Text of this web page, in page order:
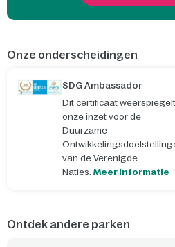
Onze onderscheidingen
SDG Ambassador
Dit certificaat weerspiegelt
onze inzet voor de
Duurzame
van de Verenigde
Naties. Meer informatie
Ontdek andere parken